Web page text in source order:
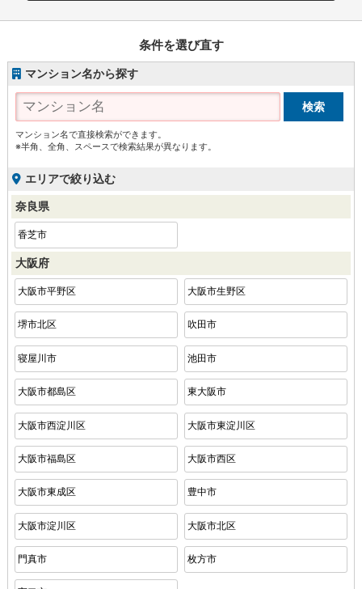
条件を選び直す
マンション名から探す
マンション名で直接検索ができます。
※半角、全角、スペースで検索結果が異なります。
エリアで絞り込む
奈良県
香芝市
大阪府
大阪市平野区 大阪市生野区
堺市北区 吹田市
寝屋川市 池田市
大阪市都島区 東大阪市
大阪市西淀川区 大阪市東淀川区
大阪市福島区 大阪市西区
大阪市東成区 豊中市
大阪市淀川区 大阪市北区
門真市 枚方市